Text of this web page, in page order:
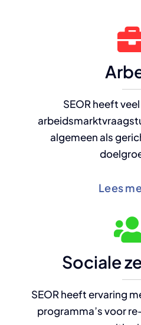
SEOR heeft
algemeen als
Lees
Sociale
SEOR heeft ervaring
programma’s voor